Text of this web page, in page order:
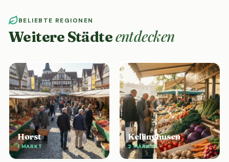
BELIEBTE REGIONEN
Weitere Städteentdecken
Horst
1 MARKT
Kellinghusen
2 MÄRKTE